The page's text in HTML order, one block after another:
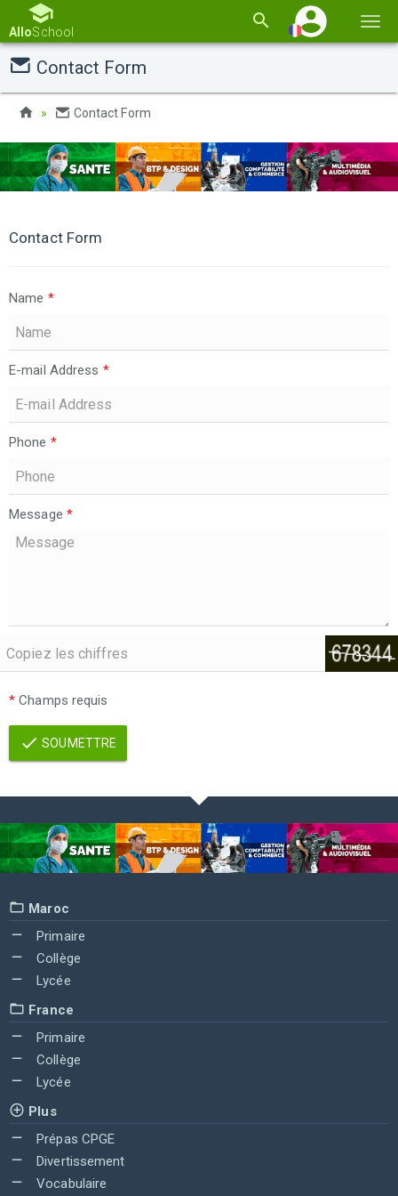
la
AlloSchool
Contact Form
Contact Form
Contact Form
Name *
E-mail Address *
Phone *
Message *
* Champs requis
SOUMETTRE
Maroc
Primaire
Collège
Lycée
France
Primaire
Collège
Lycée
Plus
Prépas CPGE
Divertissement
Vocabulaire